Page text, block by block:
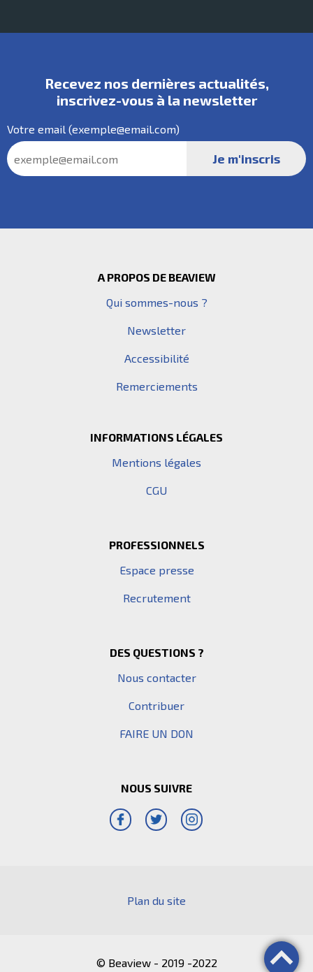
Recevez nos dernières actualités,
inscrivez-vous à la newsletter
Votre email (exemple@email.com)
A PROPOS DE BEAVIEW
Qui sommes-nous ?
Newsletter
Accessibilité
Remerciements
INFORMATIONS LÉGALES
Mentions légales
CGU
PROFESSIONNELS
Espace presse
Recrutement
DES QUESTIONS ?
Nous contacter
Contribuer
FAIRE UN DON
NOUS SUIVRE
Plan du site
© Beaview - 2019 -2022